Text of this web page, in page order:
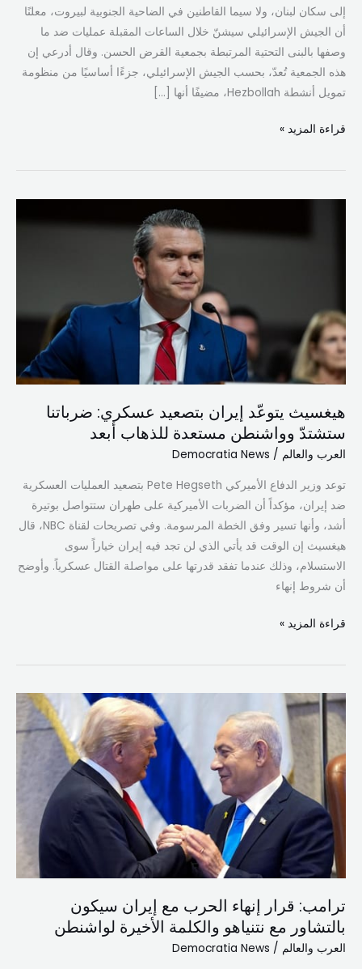
إلى سكان لبنان، ولا سيما القاطنين في الضاحية الجنوبية لبيروت، معلنًا
أن الجيش الإسرائيلي سيشنّ خلال الساعات المقبلة عمليات ضد ما
وصفها بالبنى التحتية المرتبطة بجمعية القرض الحسن. وقال أدرعي إن
هذه الجمعية تُعدّ، بحسب الجيش الإسرائيلي، جزءًا أساسيًا من منظومة
تمويل أنشطة Hezbollah، مضيفًا أنها […]
قراءة المزيد »
هيغسيث يتوعّد إيران بتصعيد عسكري: ضرباتنا
ستشتدّ وواشنطن مستعدة للذهاب أبعد
العرب والعالم /
Democratia News
توعد وزير الدفاع الأميركي Pete Hegseth بتصعيد العمليات العسكرية
ضد إيران، مؤكداً أن الضربات الأميركية على طهران ستتواصل بوتيرة
أشد، وأنها تسير وفق الخطة المرسومة. وفي تصريحات لقناة NBC، قال
هيغسيث إن الوقت قد يأتي الذي لن تجد فيه إيران خياراً سوى
الاستسلام، وذلك عندما تفقد قدرتها على مواصلة القتال عسكرياً. وأوضح
أن شروط إنهاء
ضرباتنا
ستشتدّ
وواشنطن
مستعدة
أبعد
قراءة المزيد »
ترامب: قرار إنهاء الحرب مع إيران سيكون
بالتشاور مع نتنياهو والكلمة الأخيرة لواشنطن
العرب والعالم /
Democratia News
ترامب:
قرار
الحرب
مع
إيران
سيكون
بالتشاور
مع
والكلمة
الأخيرة
لواشنطن